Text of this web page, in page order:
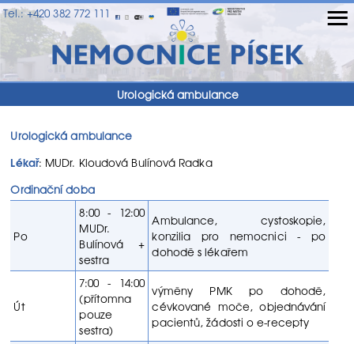
Tel.: +420 382 772 111 ≡
Urologická ambulance
Urologická ambulance
Lékař: MUDr. Kloudová Bulínová Radka
Ordinační doba
Po
8:00 - 12:00
MUDr.
Bulínová +
sestra
Ambulance, cystoskopie,
konzilia pro nemocnici - po
dohodě s lékařem
Út
7:00 - 14:00
(přítomna
pouze
sestra)
výměny PMK po dohodě,
cévkované moče, objednávání
pacientů, žádosti o e-recepty